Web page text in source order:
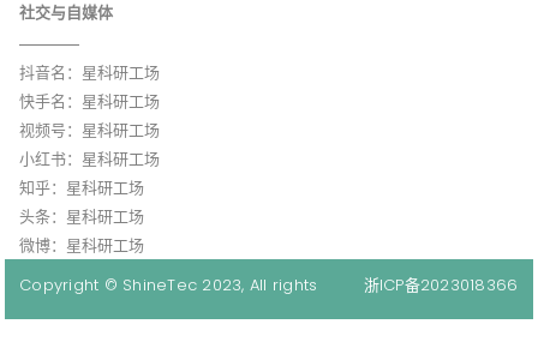
社交与自媒体
抖音名：星科研工场
快手名：星科研工场
视频号：星科研工场
小红书：星科研工场
知乎：星科研工场
头条：星科研工场
微博：星科研工场
Copyright © ShineTec 2023, All rights
浙ICP备2023018366